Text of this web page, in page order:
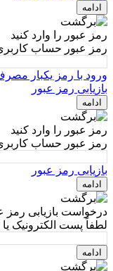
ادامه
رمز عبور را وارد کنید
رمز عبور حساب کاربری
ورود با رمز یکبار
بازیابی رمز عبور
ادامه
رمز عبور را وارد کنید
رمز عبور حساب کاربری
بازیابی رمز عبور
ادامه
درخواست بازیابی رمز
لطفاً پست الکترونیک یا
ادامه